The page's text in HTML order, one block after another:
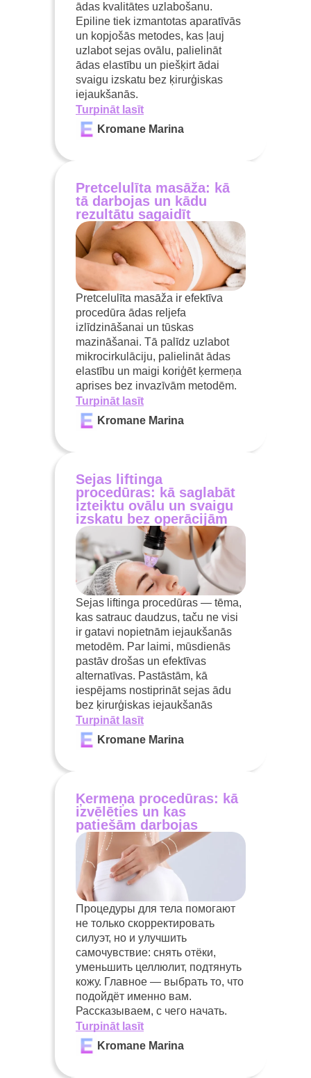
ādas kvalitātes uzlabošanu.
Epiline tiek izmantotas aparatīvās
un kopjošās metodes, kas ļauj
uzlabot sejas ovālu, palielināt
ādas elastību un piešķirt ādai
svaigu izskatu bez ķirurģiskas
iejaukšanās.
Turpināt lasīt
Kromane Marina
Pretcelulīta masāža: kā
tā darbojas un kādu
rezultātu sagaidīt
Pretcelulīta masāža ir efektīva
procedūra ādas reljefa
izlīdzināšanai un tūskas
mazināšanai. Tā palīdz uzlabot
mikrocirkulāciju, palielināt ādas
elastību un maigi koriģēt ķermeņa
aprises bez invazīvām metodēm.
Turpināt lasīt
Kromane Marina
Sejas liftinga
procedūras: kā saglabāt
izteiktu ovālu un svaigu
izskatu bez operācijām
Sejas liftinga procedūras — tēma,
kas satrauc daudzus, taču ne visi
ir gatavi nopietnām iejaukšanās
metodēm. Par laimi, mūsdienās
pastāv drošas un efektīvas
alternatīvas. Pastāstām, kā
iespējams nostiprināt sejas ādu
bez ķirurģiskas iejaukšanās
Turpināt lasīt
Kromane Marina
Ķermeņa procedūras: kā
izvēlēties un kas
patiešām darbojas
Процедуры для тела помогают
не только скорректировать
силуэт, но и улучшить
самочувствие: снять отёки,
уменьшить целлюлит, подтянуть
кожу. Главное — выбрать то, что
подойдёт именно вам.
Рассказываем, с чего начать.
Turpināt lasīt
Kromane Marina